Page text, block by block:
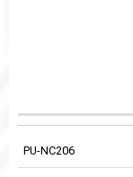
PU-NC206